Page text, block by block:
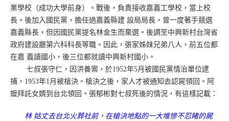
業學校（成功大學前身）。戰後，負責接收嘉義工學校，當上校
長。後加入國民黨，擔任過嘉義縣建 設局局長，曾一度著手競選
嘉義縣長，但因國民黨提名林金生而棄選。後調至中興新村台灣省
政府建設廳第六科科長等職。因此，張家姊妹兄弟八人，前五位都
在嘉 義讀國小，後三位都就讀中興新村國小。
七叔張守仁，因洪養案，於1952年5月被國民黨情治單位逮
捕，1953年1月被槍決。槍決之後，家人才被通知去認屍領回。阿
嬤拜託女婿到台北領回。張郁彬對七叔死後的情況，有這樣記載：
林 姑丈去台北火葬社前，在槍決地點的一大堆慘不忍睹的屍